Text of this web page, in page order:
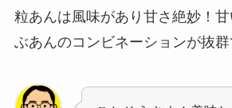
粒あんは風味があり甘さ絶妙！
ぶあんのコンビネーションが抜群